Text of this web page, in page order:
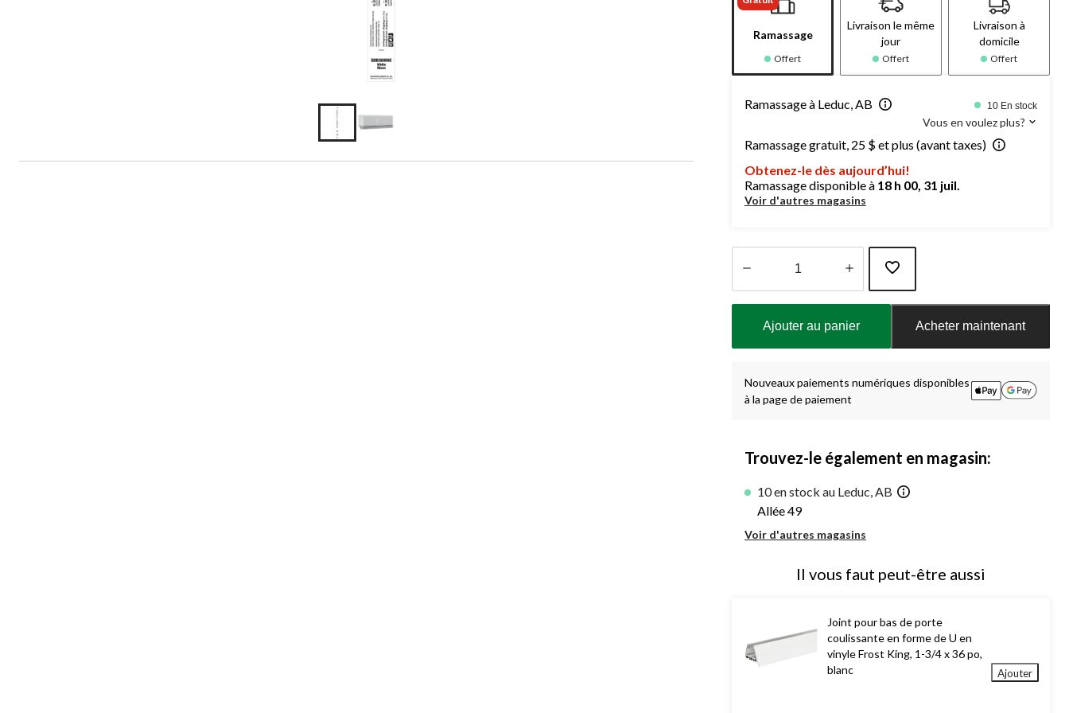
Ramassage
Offert
Livraison le même
jour
Offert
Livraison à
domicile
Offert
Ramassage à Leduc, AB 10 En stock
Vous en voulez plus?
Ramassage gratuit, 25 $ et plus (avant taxes)
Obtenez-le dès aujourd’hui!
Ramassage disponible à 18 h 00, 31 juil.
Voir d'autres magasins
Ajouter au panier Acheter maintenant
Nouveaux paiements numériques disponibles
à la page de paiement
Trouvez-le également en magasin:
10 en stock au Leduc, AB
Allée 49
Voir d'autres magasins
Il vous faut peut-être aussi
Joint pour bas de porte
coulissante en forme de U en
vinyle Frost King, 1-3/4 x 36 po,
blanc
Ajouter